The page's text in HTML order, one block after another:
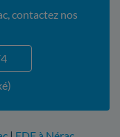
contactez nos